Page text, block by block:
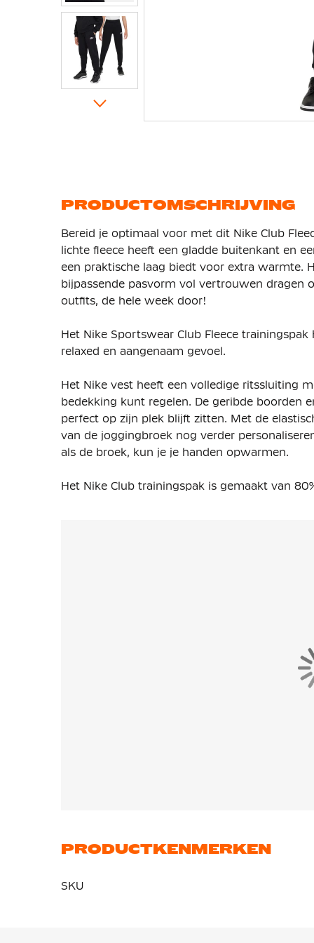
gallerij
PRODUCTOMSCHRIJVING
Bereid je optimaal voor met dit Nike Club
lichte fleece heeft een gladde buitenkant en
een praktische laag biedt voor extra warmte.
bijpassende pasvorm vol vertrouwen dragen
outfits, de hele week door!
Het Nike Sportswear Club Fleece
relaxed en aangenaam gevoel.
Het Nike vest heeft een volledige ritssluiting
bedekking kunt regelen. De geribde boorden
perfect op zijn plek blijft zitten. Met de
van de joggingbroek nog verder
als de broek, kun je je handen opwarmen.
Het Nike Club trainingspak is gemaakt van
PRODUCTKENMERKEN
SKU